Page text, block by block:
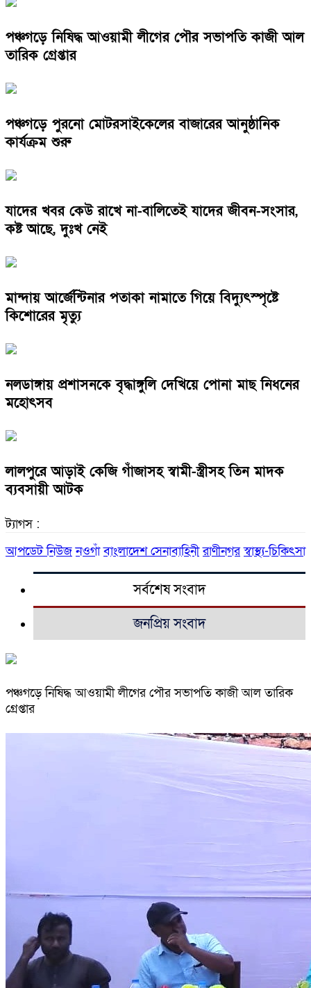
পঞ্চগড়ে নিষিদ্ধ আওয়ামী লীগের পৌর সভাপতি কাজী আল
তারিক গ্রেপ্তার
পঞ্চগড়ে পুরনো মোটরসাইকেলের বাজারের আনুষ্ঠানিক
কার্যক্রম শুরু
যাদের খবর কেউ রাখে না-বালিতেই যাদের জীবন-সংসার,
কষ্ট আছে, দুঃখ নেই
মান্দায় আর্জেন্টিনার পতাকা নামাতে গিয়ে বিদ্যুৎস্পৃষ্টে
কিশোরের মৃত্যু
নলডাঙ্গায় প্রশাসনকে বৃদ্ধাঙ্গুলি দেখিয়ে পোনা মাছ নিধনের
মহোৎসব
লালপুরে আড়াই কেজি গাঁজাসহ স্বামী-স্ত্রীসহ তিন মাদক
ব্যবসায়ী আটক
ট্যাগস :
আপডেট নিউজ নওগাঁ বাংলাদেশ সেনাবাহিনী রাণীনগর স্বাস্থ্য-চিকিৎসা
সর্বশেষ সংবাদ
জনপ্রিয় সংবাদ
পঞ্চগড়ে নিষিদ্ধ আওয়ামী লীগের পৌর সভাপতি কাজী আল তারিক
গ্রেপ্তার